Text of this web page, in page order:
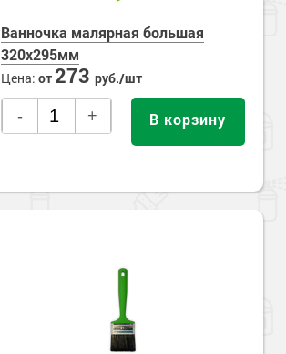
Ванночка малярная большая
320х295мм
Цена: от273 руб./шт
- + В корзину